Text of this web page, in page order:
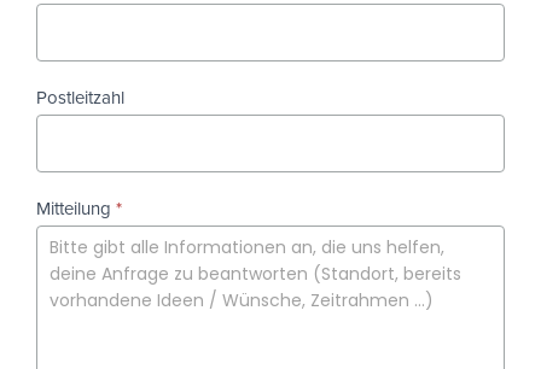
Postleitzahl
Mitteilung *